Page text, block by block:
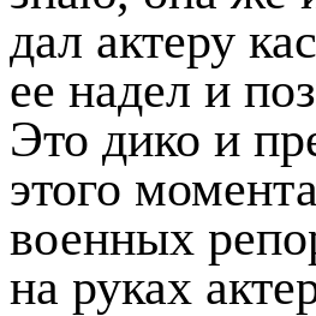
дал актеру
ее надел и
Это дико и
этого
военных
на руках